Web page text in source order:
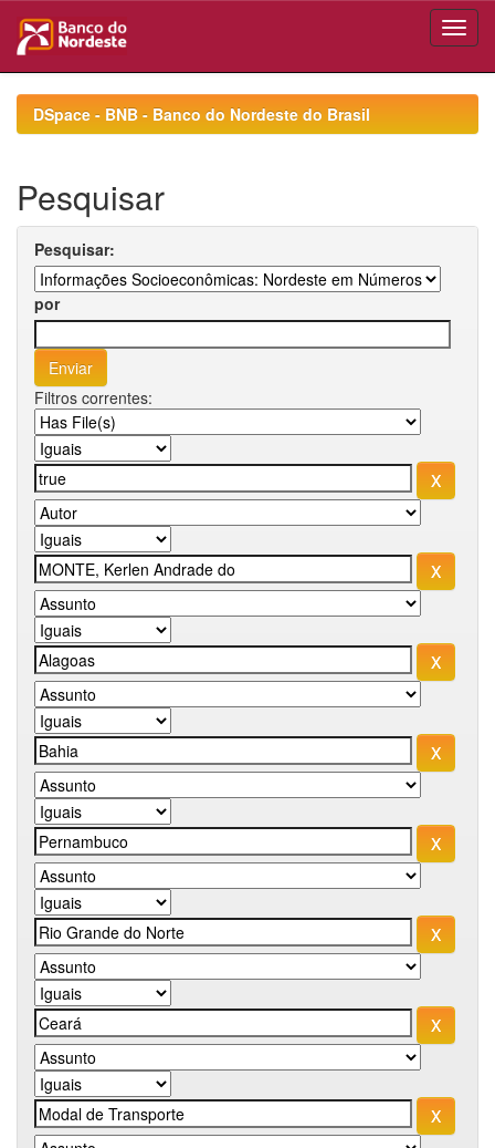
navigationDSpace - BNB - Banco do Nordeste do Brasil
Pesquisar
Pesquisar:
por
Filtros correntes: